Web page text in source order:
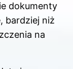
dokumenty
bardziej niż
na